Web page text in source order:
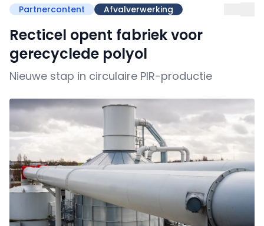
Partnercontent Afvalverwerking
Recticel opent fabriek voor
gerecyclede polyol
Nieuwe stap in circulaire PIR-productie